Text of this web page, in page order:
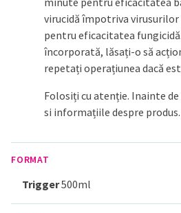
virucidă împotriva virusurilor
pentru eficacitatea
încorporată, lăsați-o să
repetați operațiunea dacă
Folosiți cu atenție. Inainte
si informațiile despre produs.
FORMAT
Trigger500ml